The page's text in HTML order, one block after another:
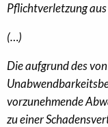
Pflichtverletzung
(…)
Die aufgrund des
vorzunehmende
zu einer